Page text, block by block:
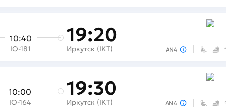
10:40
IO-181
19:20
Иркутск (IKT) AN4
10:00
IO-164
19:30
Иркутск (IKT) AN4